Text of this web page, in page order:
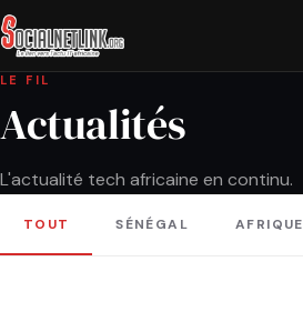
LE FIL
Actualités
L'actualité tech africaine en continu.
TOUT SÉNÉGAL AFRIQUE